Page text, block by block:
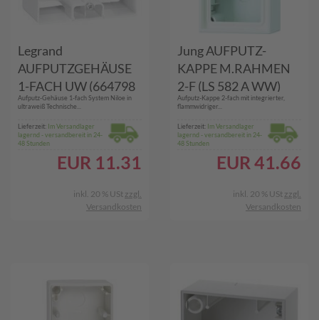
Legrand
AUFPUTZGEHÄUSE
1-FACH UW (664798
NILOE)
Aufputz-Gehäuse 1-fach System Niloe in
ultraweiß Technische...
Lieferzeit: Im Versandlager
lagernd - versandbereit in 24-
48 Stunden
EUR 11.31
inkl. 20 % USt zzgl.
Versandkosten
Jung AUFPUTZ-
KAPPE M.RAHMEN
2-F (LS 582 A WW)
Aufputz-Kappe 2-fach mit integrierter,
flammwidriger...
Lieferzeit: Im Versandlager
lagernd - versandbereit in 24-
48 Stunden
EUR 41.66
inkl. 20 % USt zzgl.
Versandkosten